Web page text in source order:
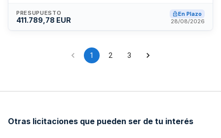
conforme a la legislación sobre derechos de personas con
discapacidad. Los licitadores deben acreditar solvencia
PRESUPUESTO
411.789,78 EUR
En Plazo
28/08/2026
1 2 3
Otras licitaciones que pueden ser de tu interés